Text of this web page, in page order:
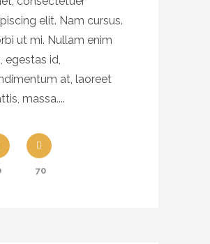
elit. Nam cursus.
ut mi. Nullam enim
egestas id,
at, laoreet
massa....
70